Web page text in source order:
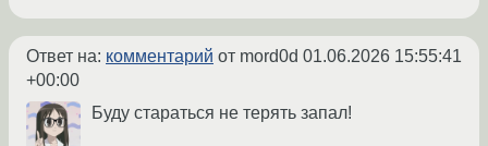
Ответ на: комментарий от mord0d 01.06.2026 15:55:41
+00:00
Буду стараться не терять запал!